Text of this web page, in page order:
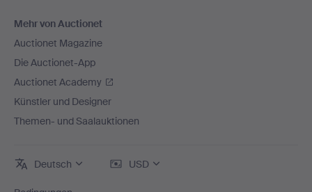
Mehr von Auctionet
Auctionet Magazine
Die Auctionet-App
Auctionet Academy
Künstler und Designer
Themen- und Saalauktionen
Deutsch USD